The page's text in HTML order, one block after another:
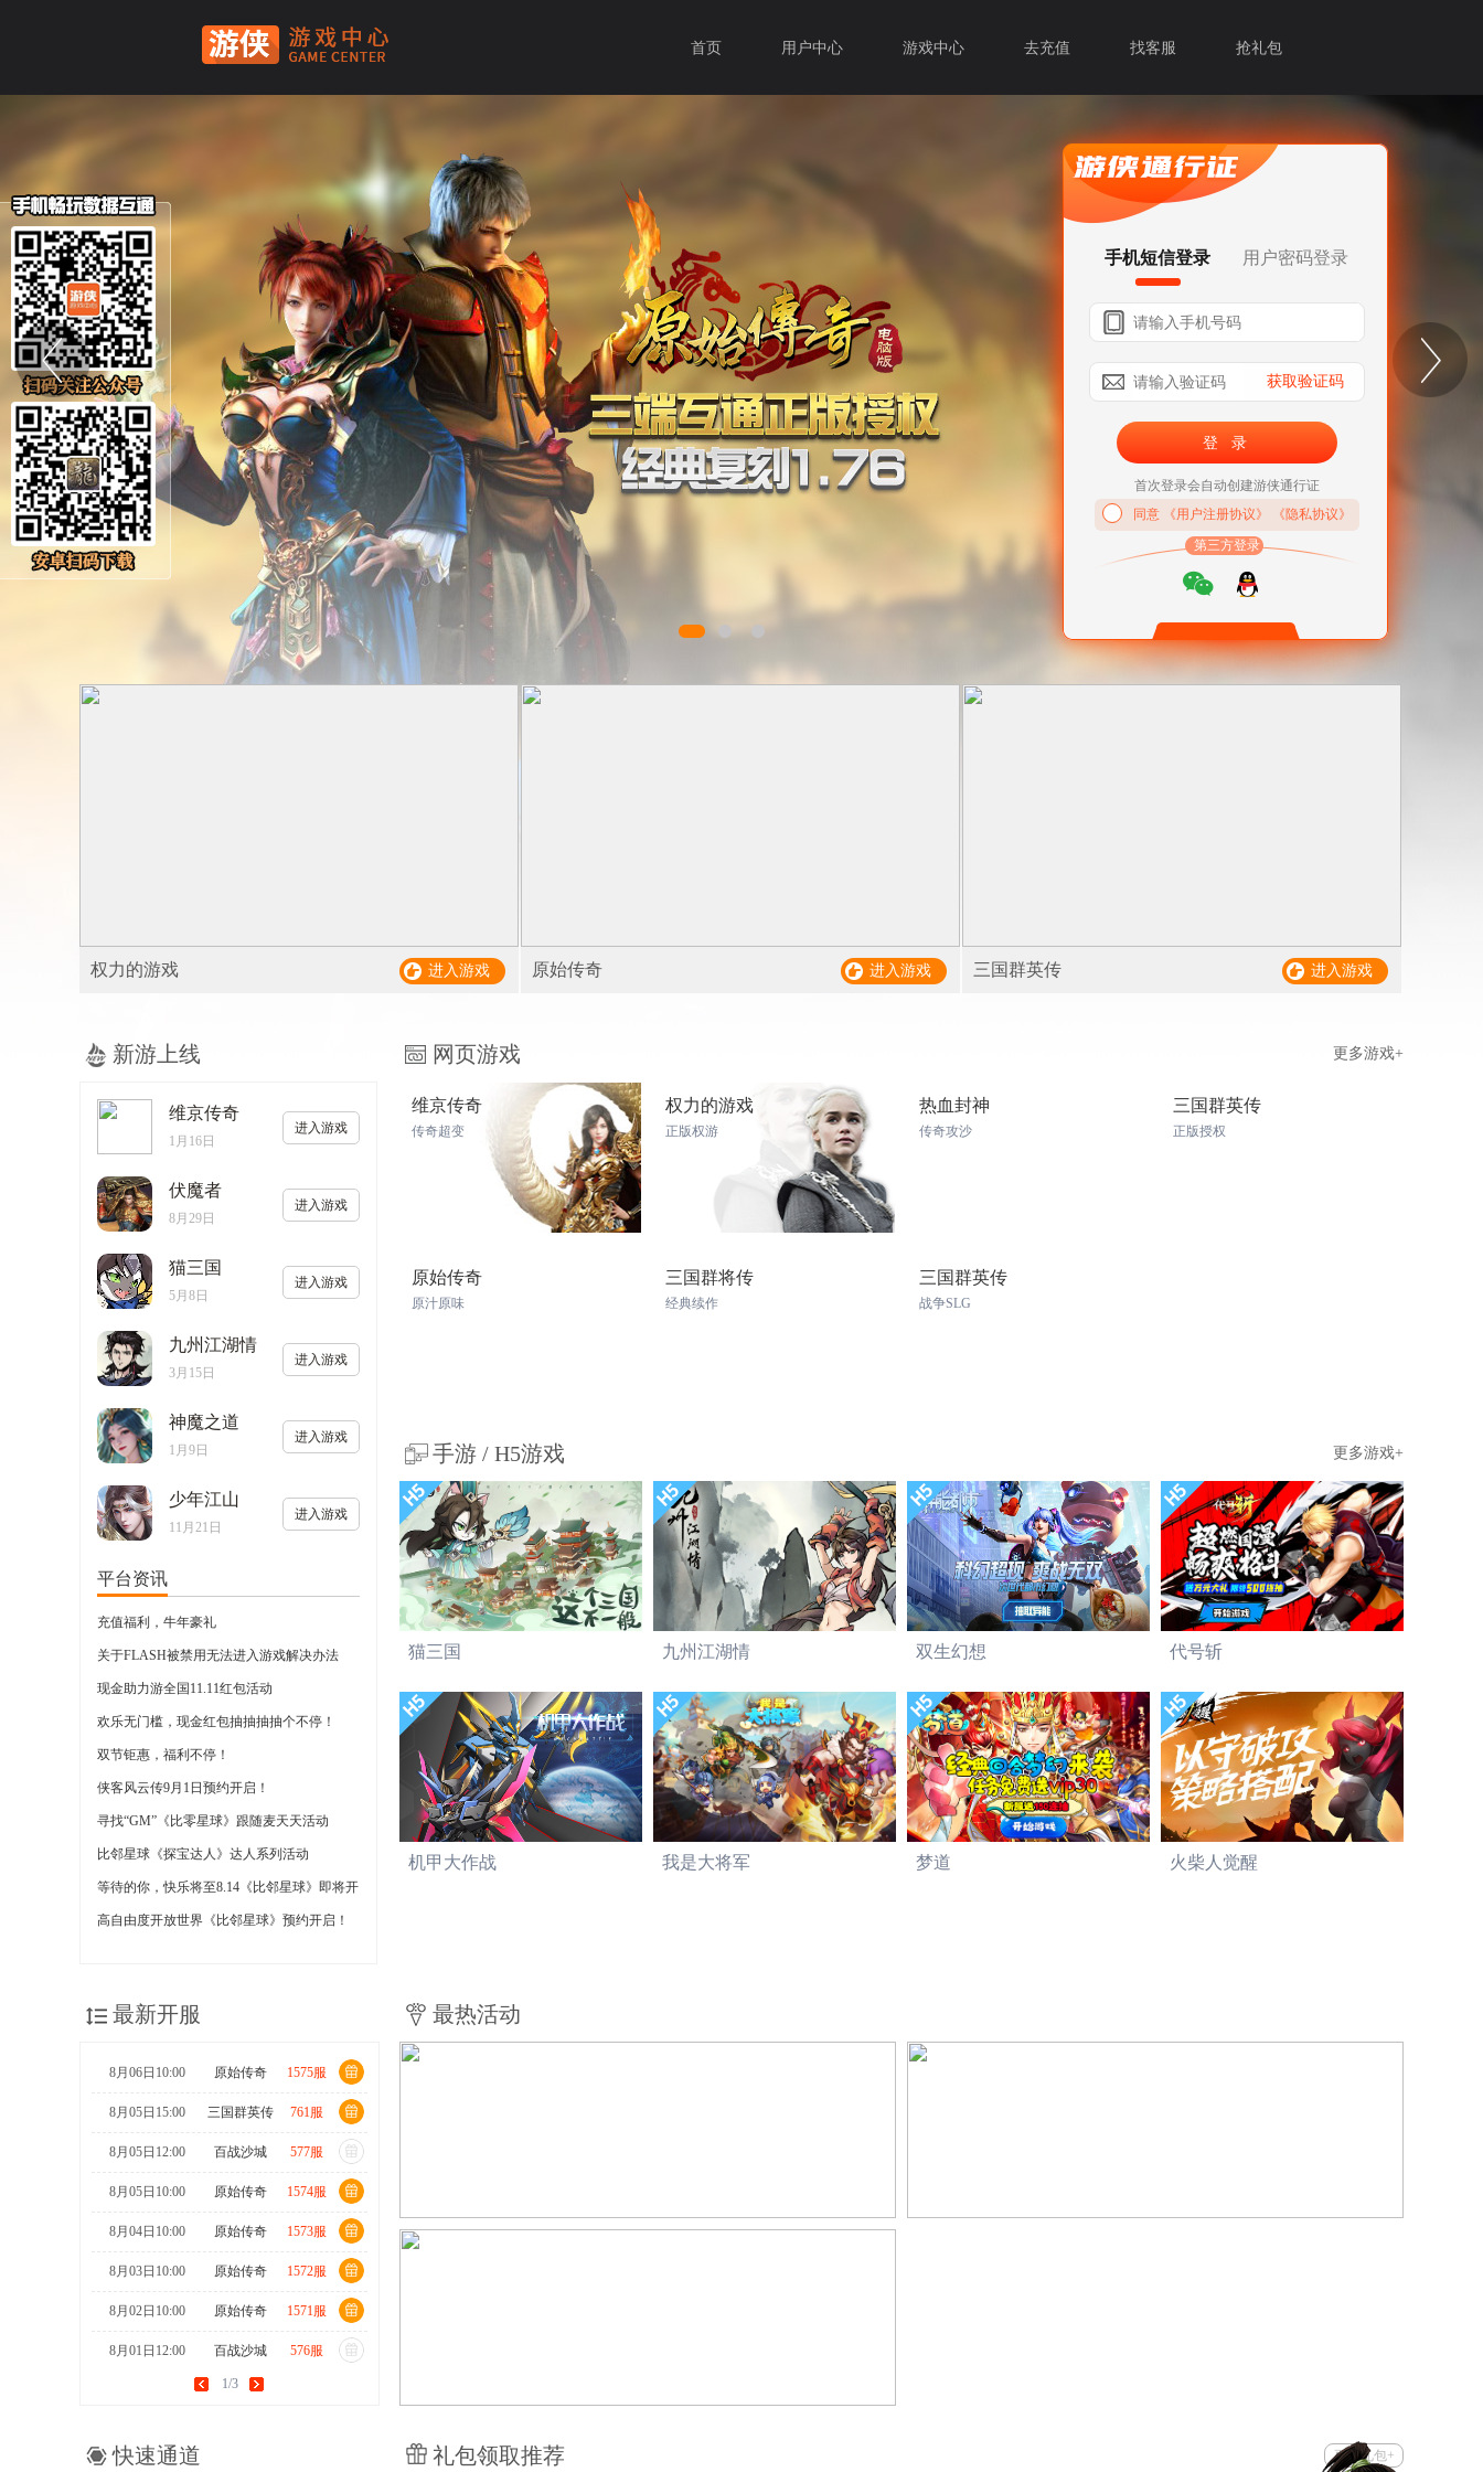
首页 用户中心 游戏中心 去充值 找客服 抢礼包
手机短信登录 用户密码登录
获取验证码
首次登录会自动创建游侠通行证
同意
《用户注册协议》
《隐私协议》
第三方登录
权力的游戏 进入游戏 原始传奇 进入游戏 三国群英传 进入游戏
新游上线
维京传奇
1月16日
进入游戏
伏魔者
8月29日
进入游戏
猫三国
5月8日
进入游戏
九州江湖情
3月15日
进入游戏
神魔之道
1月9日
进入游戏
少年江山
11月21日
进入游戏
平台资讯
充值福利，牛年豪礼
关于FLASH被禁用无法进入游戏解决办法
现金助力游全国11.11红包活动
欢乐无门槛，现金红包抽抽抽抽个不停！
双节钜惠，福利不停！
侠客风云传9月1日预约开启！
寻找“GM”《比零星球》跟随麦天天活动
比邻星球《探宝达人》达人系列活动
等待的你，快乐将至8.14《比邻星球》即将开
启
高自由度开放世界《比邻星球》预约开启！
网页游戏 更多游戏+
维京传奇
传奇超变
权力的游戏
正版权游
热血封神
传奇攻沙
三国群英传
正版授权
原始传奇
原汁原味
三国群将传
经典续作
三国群英传
战争SLG
手游 / H5游戏 更多游戏+
猫三国 九州江湖情 双生幻想 代号斩
机甲大作战 我是大将军 梦道 火柴人觉醒
最新开服
8月06日10:00 原始传奇 1575服
8月05日15:00 三国群英传 761服
8月05日12:00 百战沙城 577服
8月05日10:00 原始传奇 1574服
8月04日10:00 原始传奇 1573服
8月03日10:00 原始传奇 1572服
8月02日10:00 原始传奇 1571服
8月01日12:00 百战沙城 576服
原始传奇
1/3
最热活动
快速通道 礼包领取推荐 更多礼包+